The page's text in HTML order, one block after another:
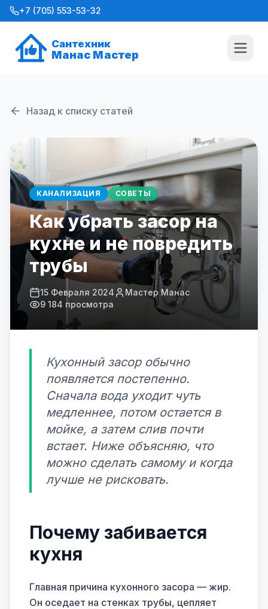
+7 (705) 553-53-32
Сантехник
Манас Мастер
Назад к списку статей
КАНАЛИЗАЦИЯ СОВЕТЫ
Как убрать засор на
кухне и не повредить
трубы
15 Февраля 2024
Мастер Манас
9 184 просмотра
Кухонный засор обычно
появляется постепенно.
Сначала вода уходит чуть
медленнее, потом остается в
мойке, а затем слив почти
встает. Ниже объясняю, что
можно сделать самому и когда
лучше не рисковать.
Почему забивается
кухня
Главная причина кухонного засора — жир.
Он оседает на стенках трубы, цепляет